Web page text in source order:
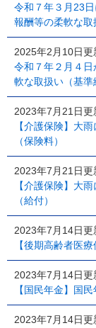
令和７年３月23
報酬等の柔軟な
2025年2月10日更
令和７年２月４
軟な取扱い（基
2023年7月21日更
【介護保険】大
（保険料）
2023年7月21日更
【介護保険】大
（給付）
2023年7月14日更
【後期高齢者医
2023年7月14日更
【国民年金】国
2023年7月14日更